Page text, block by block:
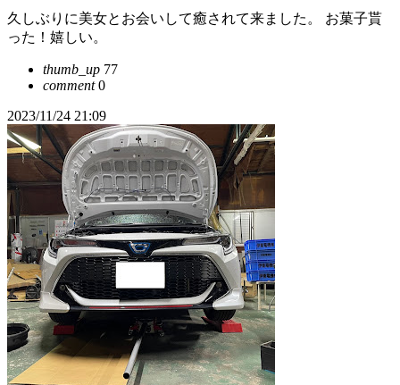
久しぶりに美女とお会いして癒されて来ました。 お菓子貰
った！嬉しい。
thumb_up 77
comment0
2023/11/24 21:09